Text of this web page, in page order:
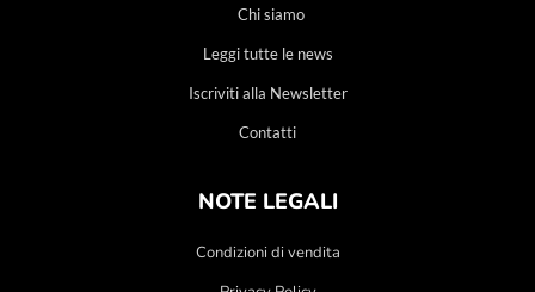
Chi siamo
Leggi tutte le news
Iscriviti alla Newsletter
Contatti
NOTE LEGALI
Condizioni di vendita